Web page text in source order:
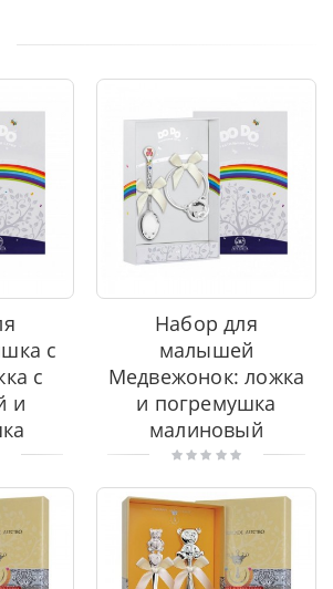
с
с
и
Набор для
малышей
Медвежонок: ложка
и погремушка
малиновый